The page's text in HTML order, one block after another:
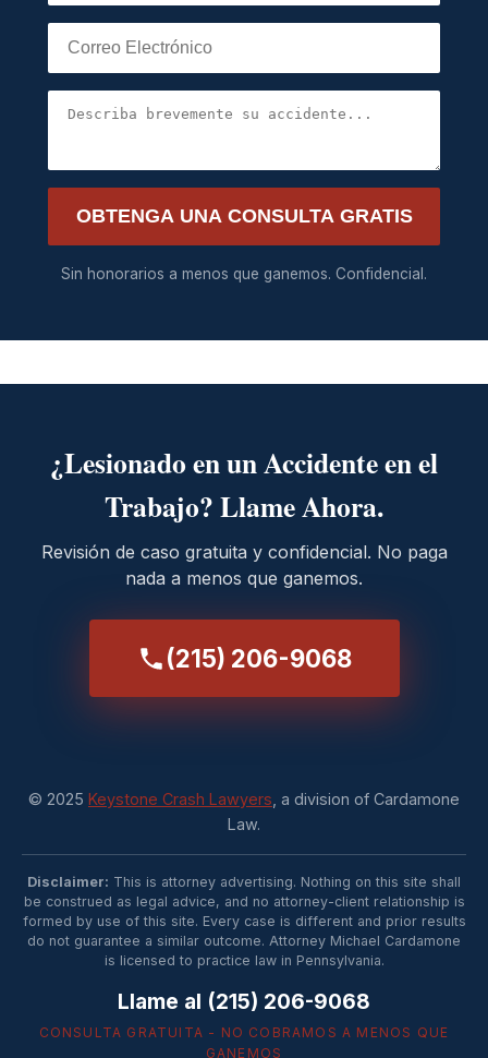
OBTENGA UNA CONSULTA GRATIS
Sin honorarios a menos que ganemos. Confidencial.
¿Lesionado en un Accidente en el
Trabajo? Llame Ahora.
Revisión de caso gratuita y confidencial. No paga
nada a menos que ganemos.
(215) 206-9068
© 2025 Keystone Crash Lawyers , a division of Cardamone
Law.
Disclaimer: This is attorney advertising. Nothing on this site shall
be construed as legal advice, and no attorney-client relationship is
formed by use of this site. Every case is different and prior results
do not guarantee a similar outcome. Attorney Michael Cardamone
is licensed to practice law in Pennsylvania.
Llame al (215) 206-9068
CONSULTA GRATUITA - NO COBRAMOS A MENOS QUE
GANEMOS